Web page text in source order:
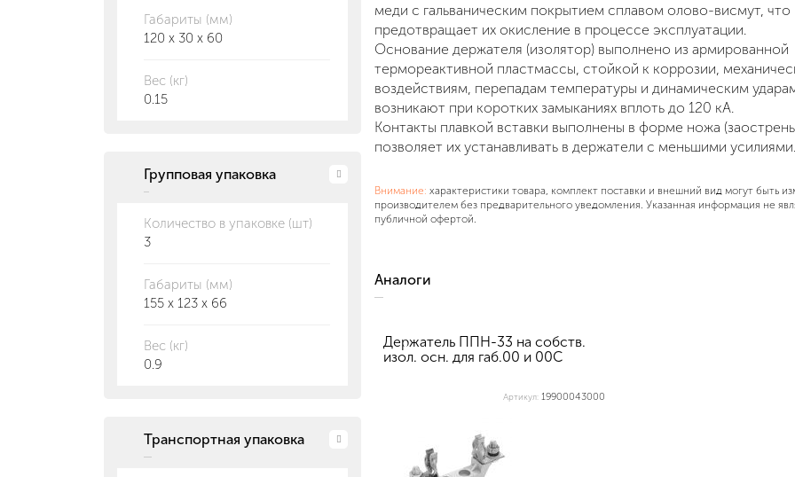
Габариты (мм)
120 x 30 x 60
Вес (кг)
0.15
Групповая упаковка
Количество в упаковке (шт)
3
Габариты (мм)
155 x 123 x 66
Вес (кг)
0.9
Транспортная упаковка
меди с гальваническим покрытием сплавом олово-висмут, что
предотвращает их окисление в процессе эксплуатации.
Основание держателя (изолятор) выполнено из армированной
термореактивной пластмассы, стойкой к коррозии,
воздействиям, перепадам температуры и динамическим
возникают при коротких замыканиях вплоть до 120 кА.
Контакты плавкой вставки выполнены в форме ножа
позволяет их устанавливать в держатели с меньшими усилиями.
Внимание: характеристики товара, комплект поставки и внешний вид могут быть
производителем без предварительного уведомления. Указанная информация не
публичной офертой.
Аналоги
Держатель ППН-33 на собств.
изол. осн. для габ.00 и 00С
Артикул: 19900043000